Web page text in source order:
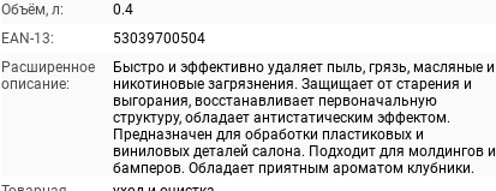
Объём, л:
0.4
EAN-13:
53039700504
Расширенное
описание:
Быстро и эффективно удаляет пыль, грязь, масляные и
никотиновые загрязнения. Защищает от старения и
выгорания, восстанавливает первоначальную
структуру, обладает антистатическим эффектом.
Предназначен для обработки пластиковых и
виниловых деталей салона. Подходит для молдингов и
бамперов. Обладает приятным ароматом клубники.